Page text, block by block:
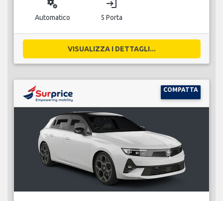
miscellaneous_services
Automatico
login
5 Porta
VISUALIZZA I DETTAGLI...
COMPATTA